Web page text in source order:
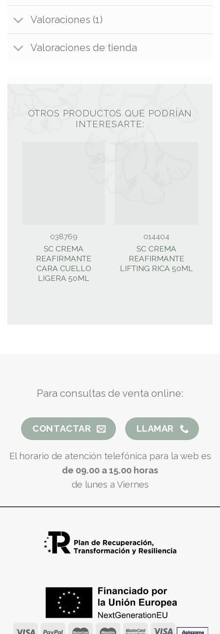
Valoraciones (1)
Valoraciones de tienda
OTROS PRODUCTOS QUE PODRÍAN
INTERESARTE:
038769
SC CREMA
REAFIRMANTE
CARA CUELLO
LIGERA 50ML
014404
SC CREMA
REAFIRMANTE
LIFTING RICA 50ML
Para consultas de venta online:
CONTACTAR LLAMAR
El horario de atención telefónica para la web es
de 09.00 a 15.00 horas
de lunes a Viernes